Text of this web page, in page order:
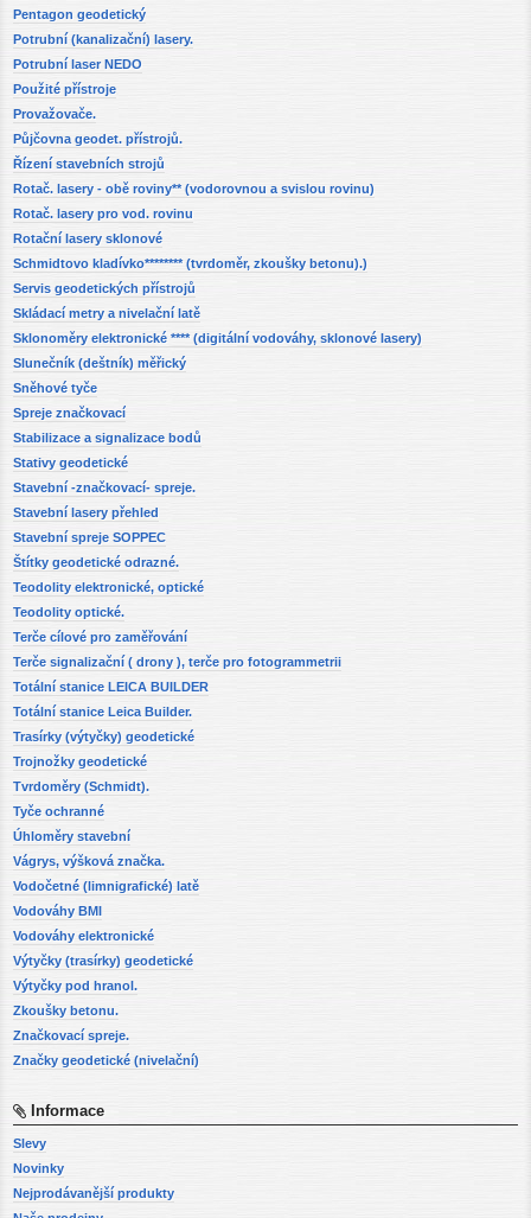
Pentagon geodetický
Potrubní (kanalizační) lasery.
Potrubní laser NEDO
Použité přístroje
Provažovače.
Půjčovna geodet. přístrojů.
Řízení stavebních strojů
Rotač. lasery - obě roviny** (vodorovnou a svislou rovinu)
Rotač. lasery pro vod. rovinu
Rotační lasery sklonové
Schmidtovo kladívko******** (tvrdoměr, zkoušky betonu).)
Servis geodetických přístrojů
Skládací metry a nivelační latě
Sklonoměry elektronické **** (digitální vodováhy, sklonové lasery)
Slunečník (deštník) měřický
Sněhové tyče
Spreje značkovací
Stabilizace a signalizace bodů
Stativy geodetické
Stavební -značkovací- spreje.
Stavební lasery přehled
Stavební spreje SOPPEC
Štítky geodetické odrazné.
Teodolity elektronické, optické
Teodolity optické.
Terče cílové pro zaměřování
Terče signalizační ( drony ), terče pro fotogrammetrii
Totální stanice LEICA BUILDER
Totální stanice Leica Builder.
Trasírky (výtyčky) geodetické
Trojnožky geodetické
Tvrdoměry (Schmidt).
Tyče ochranné
Úhloměry stavební
Vágrys, výšková značka.
Vodočetné (limnigrafické) latě
Vodováhy BMI
Vodováhy elektronické
Výtyčky (trasírky) geodetické
Výtyčky pod hranol.
Zkoušky betonu.
Značkovací spreje.
Značky geodetické (nivelační)
Informace
Slevy
Novinky
Nejprodávanější produkty